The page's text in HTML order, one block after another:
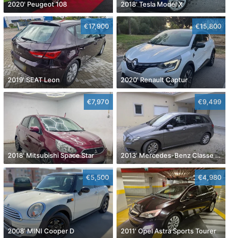
2020' Peugeot 108 2018' Tesla Model X
€17,900
2019' SEAT Leon
€15,800
2020' Renault Captur
€7,970
2018' Mitsubishi Space Star
€9,499
2013' Mercedes-Benz Classe B Cdi Style Aut.
€5,500
2008' MINI Cooper D
€4,980
2011' Opel Astra Sports Tourer